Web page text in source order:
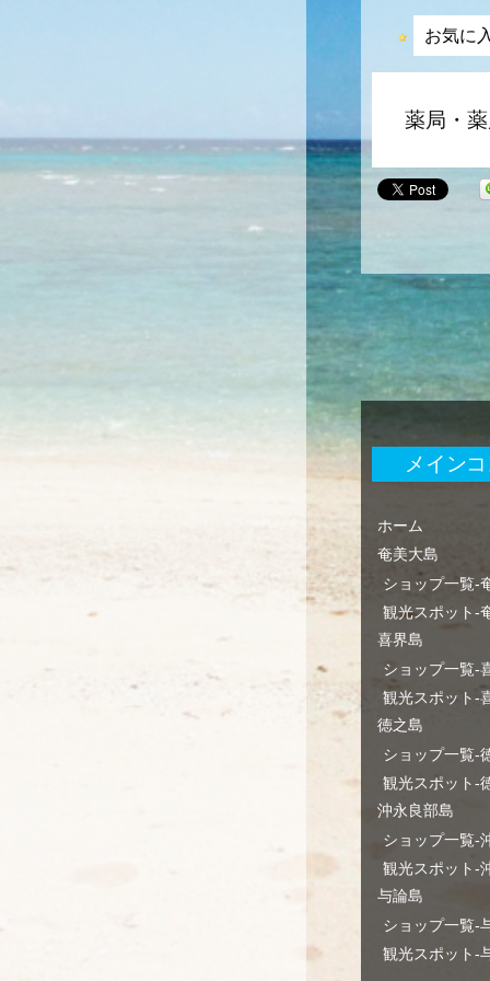
お気に
薬局・
メイン
ホーム
奄美大島
ショップ一覧-
観光スポット-
喜界島
ショップ一覧-
観光スポット-
徳之島
ショップ一覧-
観光スポット-
沖永良部島
ショップ一覧-
観光スポット-
与論島
ショップ一覧-
観光スポット-